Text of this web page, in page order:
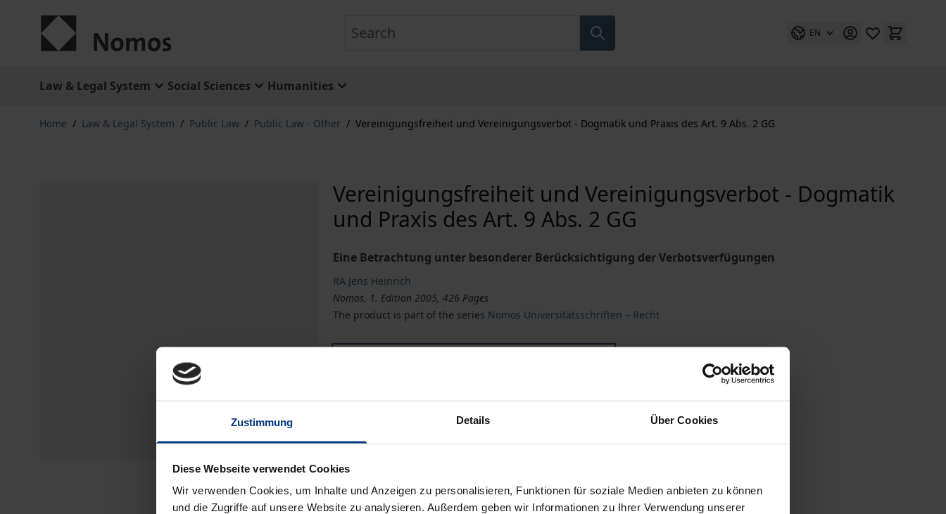
Zustimmung Details Über Cookies
Diese Webseite verwendet Cookies
Wir verwenden Cookies, um Inhalte und Anzeigen zu personalisieren, Funktionen für soziale Medien anbieten zu können
und die Zugriffe auf unsere Website zu analysieren. Außerdem geben wir Informationen zu Ihrer Verwendung unserer
EN
Law & Legal System Social Sciences Humanities
Home / Law & Legal System / Public Law / Public Law - Other / Vereinigungsfreiheit und Vereinigungsverbot - Dogmatik und Praxis des Art. 9 Abs. 2 GG
Vereinigungsfreiheit und Vereinigungsverbot - Dogmatik
und Praxis des Art. 9 Abs. 2 GG
Eine Betrachtung unter besonderer Berücksichtigung der Verbotsverfügungen
RA Jens Heinrich
Nomos, 1. Edition 2005, 426 Pages
The product is part of the series Nomos Universitätsschriften – Recht
Delivery cost notice